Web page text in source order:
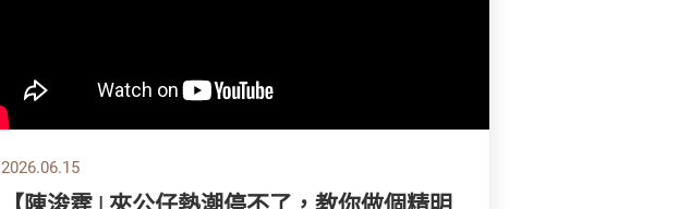
2026.06.15